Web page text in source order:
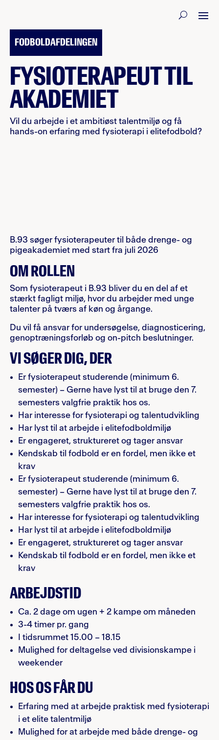
FODBOLDAFDELINGEN
FYSIOTERAPEUT TIL
AKADEMIET
Vil du arbejde i et ambitiøst talentmiljø og få
hands-on erfaring med fysioterapi i elitefodbold?
B.93 søger fysioterapeuter til både drenge- og
pigeakademiet med start fra juli 2026
OM ROLLEN
Som fysioterapeut i B.93 bliver du en del af et
stærkt fagligt miljø, hvor du arbejder med unge
talenter på tværs af køn og årgange.
Du vil få ansvar for undersøgelse, diagnosticering,
genoptræningsforløb og on-pitch beslutninger.
VI SØGER DIG, DER
Er fysioterapeut studerende (minimum 6.
semester) – Gerne have lyst til at bruge den 7.
semesters valgfrie praktik hos os.
Har interesse for fysioterapi og talentudvikling
Har lyst til at arbejde i elitefodboldmiljø
Er engageret, struktureret og tager ansvar
Kendskab til fodbold er en fordel, men ikke et
krav
Er fysioterapeut studerende (minimum 6.
semester) – Gerne have lyst til at bruge den 7.
semesters valgfrie praktik hos os.
Har interesse for fysioterapi og talentudvikling
Har lyst til at arbejde i elitefodboldmiljø
Er engageret, struktureret og tager ansvar
Kendskab til fodbold er en fordel, men ikke et
krav
ARBEJDSTID
Ca. 2 dage om ugen + 2 kampe om måneden
3-4 timer pr. gang
I tidsrummet 15.00 – 18.15
Mulighed for deltagelse ved divisionskampe i
weekender
HOS OS FÅR DU
Erfaring med at arbejde praktisk med fysioterapi
i et elite talentmiljø
Mulighed for at arbejde med både drenge- og